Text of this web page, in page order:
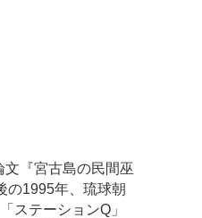
『宮古島の民間巫
の1995年、琉球朝
ステーションQ」